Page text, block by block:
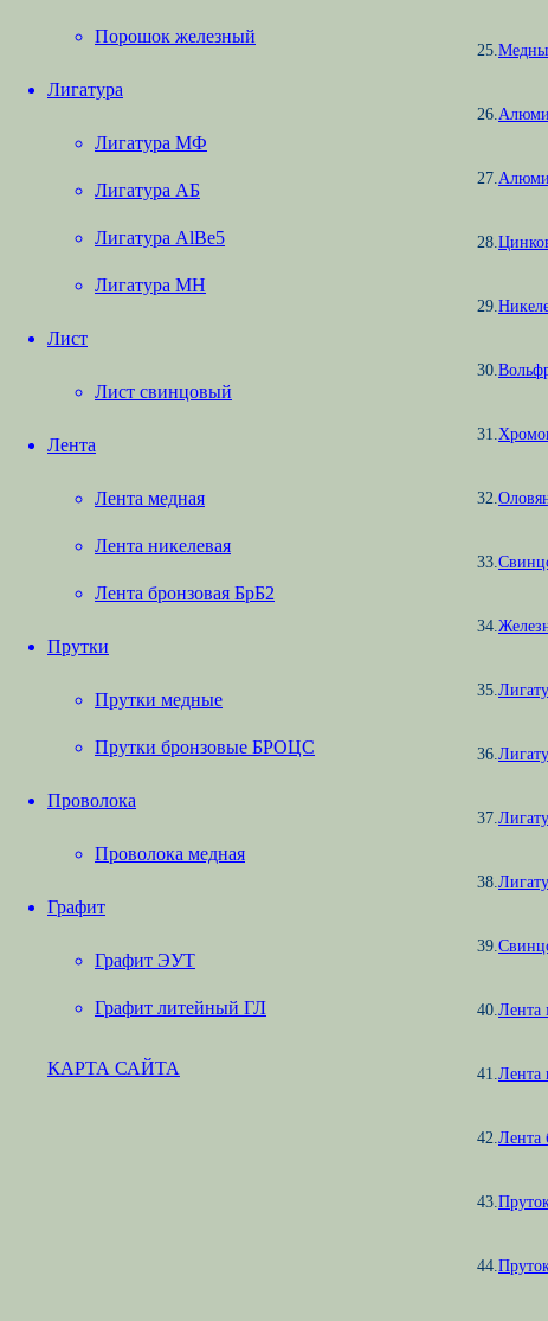
Порошок железный
Лигатура
Лигатура МФ
Лигатура АБ
Лигатура AlBe5
Лигатура МН
Лист
Лист свинцовый
Лента
Лента медная
Лента никелевая
Лента бронзовая БрБ2
Прутки
Прутки медные
Прутки бронзовые БРОЦС
Проволока
Проволока медная
Графит
Графит ЭУТ
Графит литейный ГЛ
КАРТА САЙТА
25.
26.
27.
28.
29.
30.
31.
32.
33.
34.
35.
36.
37.
38.
39.
40.Лента
41.Лента
42.Лента
43.
44.